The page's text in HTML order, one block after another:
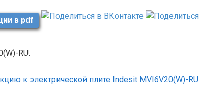
в pdf
RU.
к электрической плите Indesit MVI6V20(W)-RU